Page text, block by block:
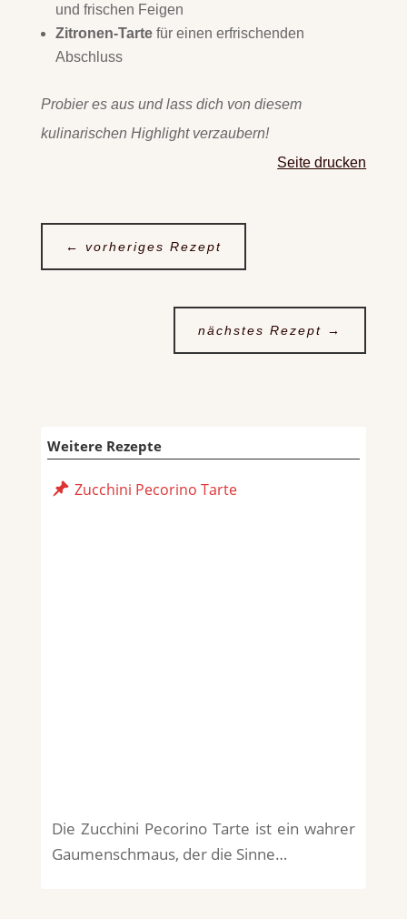
und frischen Feigen
Zitronen-Tartefür einen erfrischenden
Abschluss
Probier es aus und lass dich von diesem
kulinarischen Highlight verzaubern!
Seite drucken
← vorheriges Rezept
nächstes Rezept →
Weitere Rezepte
Zucchini Pecorino Tarte
Die Zucchini Pecorino Tarte ist ein wahrer
Gaumenschmaus, der die Sinne…